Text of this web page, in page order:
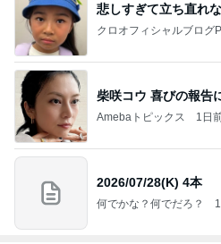
悲しすぎて立ち直れな
クロオフィシャルブログ
柴咲コウ 喜びの報告
Amebaトピックス 1日
2026/07/28(K) 4本
何でかな？何でだろ？